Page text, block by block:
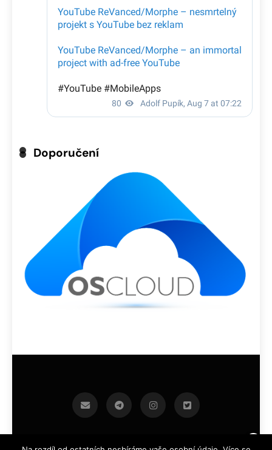
Doporučení
infoek.cz 2026.Developed By BlazeThemes .